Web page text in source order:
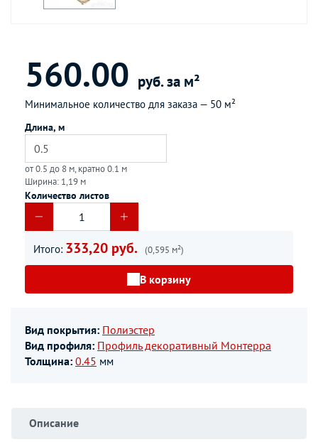
560.00 руб. за м²
Минимальное количество для заказа — 50 м²
Длина, м
от 0.5 до 8 м, кратно 0.1 м
Ширина: 1,19 м
Количество листов
Итого: 333,20 руб. (0,595 м²)
В корзину
Вид покрытия: Полиэстер
Вид профиля: Профиль декоративный Монтерра
Толщина: 0.45 мм
Описание